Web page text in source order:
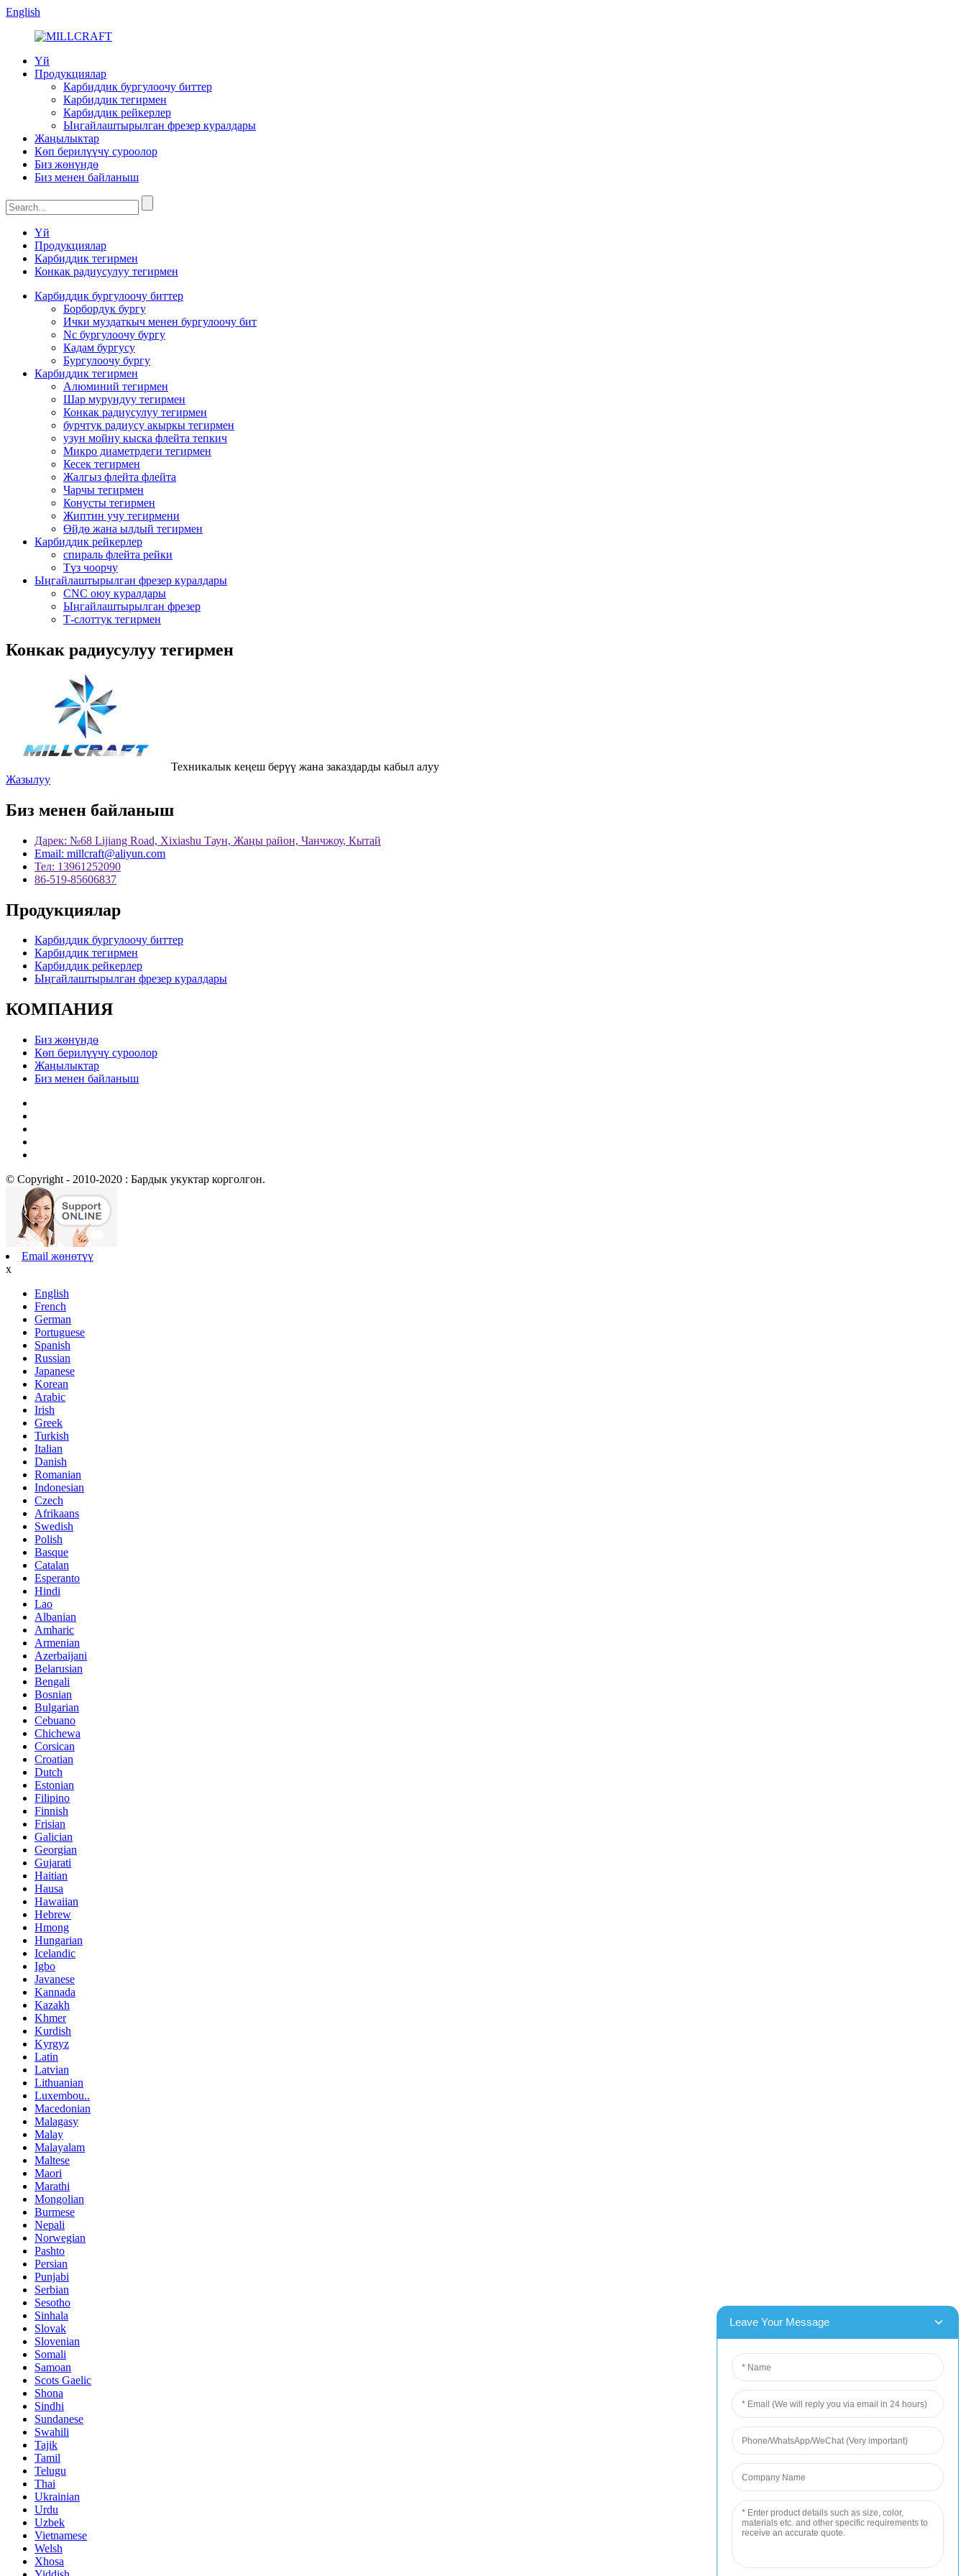
English
Үй
Продукциялар
Карбиддик бургулоочу биттер
Карбиддик тегирмен
Карбиддик рейкерлер
Ыңгайлаштырылган фрезер куралдары
Жаңылыктар
Көп берилүүчү суроолор
Биз жөнүндө
Биз менен байланыш
Үй
Продукциялар
Карбиддик тегирмен
Конкак радиусулуу тегирмен
Карбиддик бургулоочу биттер
Борбордук бургу
Ички муздаткыч менен бургулоочу бит
Nc бургулоочу бургу
Кадам бургусу
Бургулоочу бургу
Карбиддик тегирмен
Алюминий тегирмен
Шар мурундуу тегирмен
Конкак радиусулуу тегирмен
бурчтук радиусу акыркы тегирмен
узун мойну кыска флейта тепкич
Микро диаметрдеги тегирмен
Кесек тегирмен
Жалгыз флейта флейта
Чарчы тегирмен
Конусты тегирмен
Жиптин учу тегирмени
Өйдө жана ылдый тегирмен
Карбиддик рейкерлер
спираль флейта рейки
Түз чоорчу
Ыңгайлаштырылган фрезер куралдары
CNC оюу куралдары
Ыңгайлаштырылган фрезер
Т-слоттук тегирмен
Конкак радиусулуу тегирмен
Техникалык кеңеш берүү жана заказдарды кабыл алуу
Жазылуу
Биз менен байланыш
Дарек: №68 Lijiang Road, Xixiashu Таун, Жаңы район, Чанчжоу, Кытай
Email: millcraft@aliyun.com
Тел: 13961252090
86-519-85606837
Продукциялар
Карбиддик бургулоочу биттер
Карбиддик тегирмен
Карбиддик рейкерлер
Ыңгайлаштырылган фрезер куралдары
КОМПАНИЯ
Биз жөнүндө
Көп берилүүчү суроолор
Жаңылыктар
Биз менен байланыш
© Copyright - 2010-2020 : Бардык укуктар корголгон.
Email жөнөтүү
x
English
French
German
Portuguese
Spanish
Russian
Japanese
Korean
Arabic
Irish
Greek
Turkish
Italian
Danish
Romanian
Indonesian
Czech
Afrikaans
Swedish
Polish
Basque
Catalan
Esperanto
Hindi
Lao
Albanian
Amharic
Armenian
Azerbaijani
Belarusian
Bengali
Bosnian
Bulgarian
Cebuano
Chichewa
Corsican
Croatian
Dutch
Estonian
Filipino
Finnish
Frisian
Galician
Georgian
Gujarati
Haitian
Hausa
Hawaiian
Hebrew
Hmong
Hungarian
Icelandic
Igbo
Javanese
Kannada
Kazakh
Khmer
Kurdish
Kyrgyz
Latin
Latvian
Lithuanian
Luxembou..
Macedonian
Malagasy
Malay
Malayalam
Maltese
Maori
Marathi
Mongolian
Burmese
Nepali
Norwegian
Pashto
Persian
Punjabi
Serbian
Sesotho
Sinhala
Slovak
Slovenian
Somali
Samoan
Scots Gaelic
Shona
Sindhi
Sundanese
Swahili
Tajik
Tamil
Telugu
Thai
Ukrainian
Urdu
Uzbek
Vietnamese
Welsh
Xhosa